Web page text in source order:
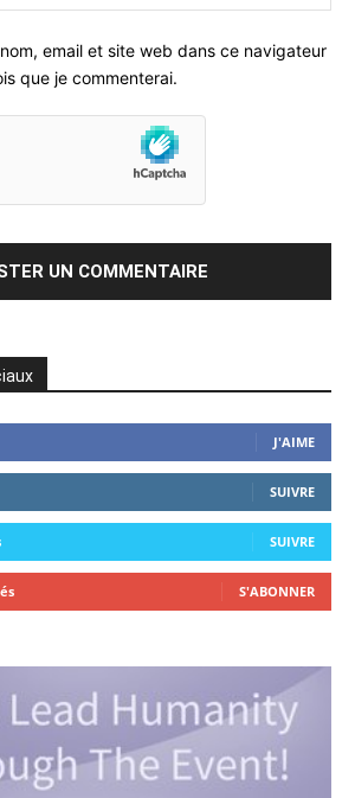
email et site web dans ce navigateur
que je commenterai.
J'AIME
SUIVRE
SUIVRE
S'ABONNER